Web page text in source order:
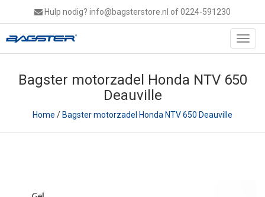
Hulp nodig? info@bagsterstore.nl of 0224-591230
Bagster motorzadel Honda NTV 650
Deauville
Home /Bagster motorzadel Honda NTV 650 Deauville